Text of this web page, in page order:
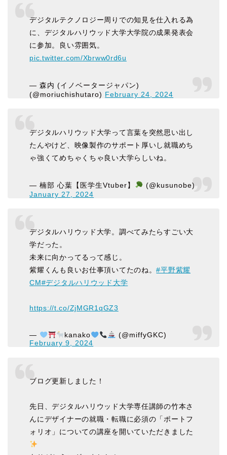
デジタルテクノロジー周りでの知見を仕入れる為
に、デジタルハリウッド大学大学院の成果発表会
に参加。良い雰囲気。
pic.twitter.com/Xbrww0rd6u
— 森内 (イノベータージャパン)
(@moriuchishutaro) February 24, 2024
デジタルハリウッド大学って言葉を突然思い出し
たんやけど、映像製作のサポート厚いし就職めち
ゃ強くてめちゃくちゃ良い大学らしいね。
— 楠部 心葉【医学生Vtuber】
(@kusunobe)
January 27, 2024
デジタルハリウッド大学。調べてみたらすごい大
学だった。
未来に向かってるって感じ。
紫耀くんも良いお仕事頂いてたのね。#平野紫耀
CM#デジタルハリウッド大学
https://t.co/ZjMGR1qGZ3
— kanako
(@miffyGKC)
February 9, 2024
ブログ更新しました！
先日、デジタルハリウッド大学専任講師の竹本さ
んにデザイナーの就職・転職に必須の「ポートフ
ォリオ」についての講座を開いていただきました